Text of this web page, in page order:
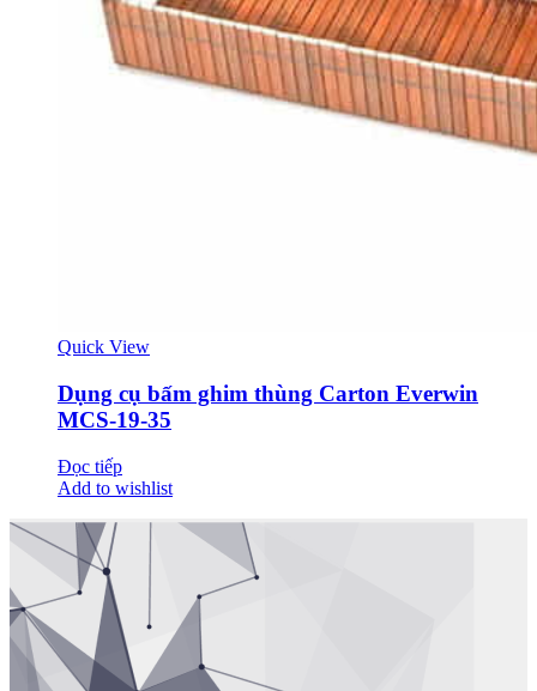
Quick View
Dụng cụ bấm ghim thùng Carton Everwin
MCS-19-35
Đọc tiếp
Add to wishlist